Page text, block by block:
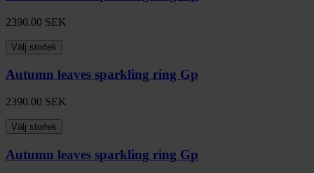
2390.00 SEK
Välj storlek
Autumn leaves sparkling ring Gp
2390.00 SEK
Välj storlek
Autumn leaves sparkling ring Gp